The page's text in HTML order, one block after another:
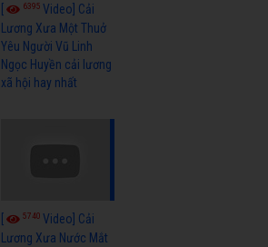
6395Video] Cải
Lương Xưa Một Thuở
Yêu Người Vũ Linh
Ngọc Huyền cải lương
xã hội hay nhất
5740Video] Cải
Lương Xưa Nước Mắt